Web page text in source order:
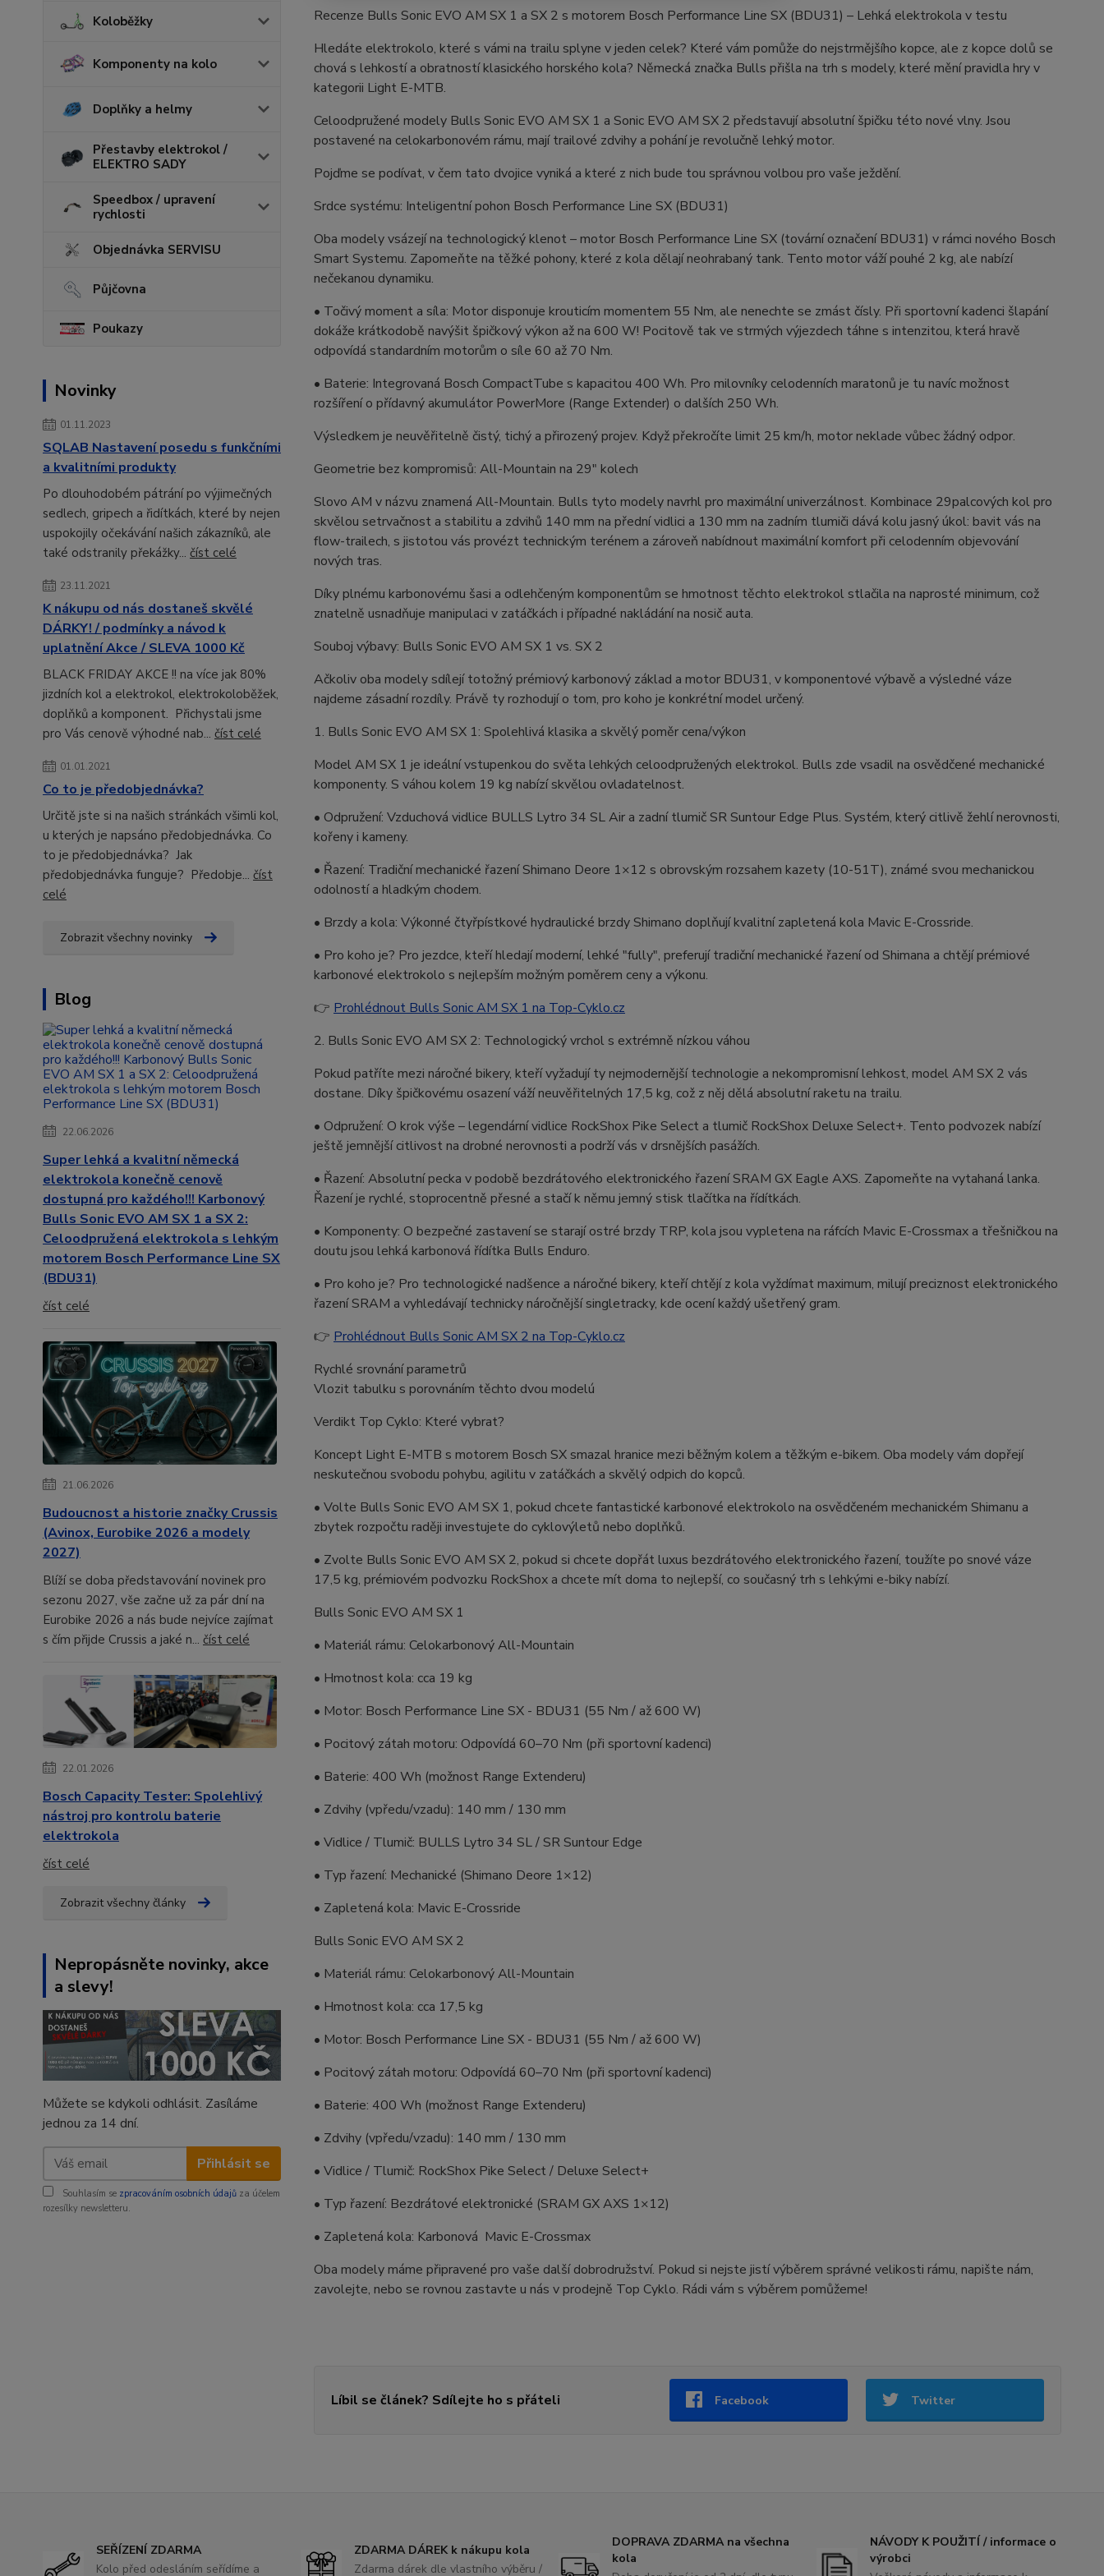
Koloběžky
Komponenty na kolo
Doplňky a helmy
Přestavby elektrokol /
ELEKTRO SADY
Speedbox / upravení
rychlosti
Objednávka SERVISU
Půjčovna
Poukazy
Novinky
01.11.2023
SQLAB Nastavení posedu s funkčními
a kvalitními produkty
Po dlouhodobém pátrání po výjimečných
sedlech, gripech a řidítkách, které by nejen
uspokojily očekávání našich zákazníků, ale
také odstranily překážky... číst celé
23.11.2021
K nákupu od nás dostaneš skvělé
DÁRKY! / podmínky a návod k
uplatnění Akce / SLEVA 1000 Kč
BLACK FRIDAY AKCE !! na více jak 80%
jizdních kol a elektrokol, elektrokoloběžek,
doplňků a komponent. Přichystali jsme
pro Vás cenově výhodné nab... číst celé
01.01.2021
Co to je předobjednávka?
Určitě jste si na našich stránkách všimli kol,
u kterých je napsáno předobjednávka. Co
to je předobjednávka? Jak
předobjednávka funguje? Předobje... číst
celé
Zobrazit všechny novinky
Blog
22.06.2026
Super lehká a kvalitní německá
elektrokola konečně cenově
dostupná pro každého!!! Karbonový
Bulls Sonic EVO AM SX 1 a SX 2:
Celoodpružená elektrokola s lehkým
motorem Bosch Performance Line SX
(BDU31)
číst celé
21.06.2026
Budoucnost a historie značky Crussis
(Avinox, Eurobike 2026 a modely
2027)
Blíží se doba představování novinek pro
sezonu 2027, vše začne už za pár dní na
Eurobike 2026 a nás bude nejvíce zajímat
s čím přijde Crussis a jaké n... číst celé
22.01.2026
Bosch Capacity Tester: Spolehlivý
nástroj pro kontrolu baterie
elektrokola
číst celé
Zobrazit všechny články
Nepropásněte novinky, akce
a slevy!
Můžete se kdykoli odhlásit. Zasíláme
jednou za 14 dní.
Přihlásit se
Souhlasím se zpracováním osobních údajů za účelem
rozesílky newsletteru.
Recenze Bulls Sonic EVO AM SX 1 a SX 2 s motorem Bosch Performance Line SX (BDU31) – Lehká elektrokola v testu
Hledáte elektrokolo, které s vámi na trailu splyne v jeden celek? Které vám pomůže do nejstrmějšího kopce, ale z kopce dolů se
chová s lehkostí a obratností klasického horského kola? Německá značka Bulls přišla na trh s modely, které mění pravidla hry v
kategorii Light E-MTB.
Celoodpružené modely Bulls Sonic EVO AM SX 1 a Sonic EVO AM SX 2 představují absolutní špičku této nové vlny. Jsou
postavené na celokarbonovém rámu, mají trailové zdvihy a pohání je revolučně lehký motor.
Pojďme se podívat, v čem tato dvojice vyniká a které z nich bude tou správnou volbou pro vaše ježdění.
Srdce systému: Inteligentní pohon Bosch Performance Line SX (BDU31)
Oba modely vsázejí na technologický klenot – motor Bosch Performance Line SX (tovární označení BDU31) v rámci nového Bosch
Smart Systemu. Zapomeňte na těžké pohony, které z kola dělají neohrabaný tank. Tento motor váží pouhé 2 kg, ale nabízí
nečekanou dynamiku.
• Točivý moment a síla: Motor disponuje krouticím momentem 55 Nm, ale nenechte se zmást čísly. Při sportovní kadenci šlapání
dokáže krátkodobě navýšit špičkový výkon až na 600 W! Pocitově tak ve strmých výjezdech táhne s intenzitou, která hravě
odpovídá standardním motorům o síle 60 až 70 Nm.
• Baterie: Integrovaná Bosch CompactTube s kapacitou 400 Wh. Pro milovníky celodenních maratonů je tu navíc možnost
rozšíření o přídavný akumulátor PowerMore (Range Extender) o dalších 250 Wh.
Výsledkem je neuvěřitelně čistý, tichý a přirozený projev. Když překročíte limit 25 km/h, motor neklade vůbec žádný odpor.
Geometrie bez kompromisů: All-Mountain na 29" kolech
Slovo AM v názvu znamená All-Mountain. Bulls tyto modely navrhl pro maximální univerzálnost. Kombinace 29palcových kol pro
skvělou setrvačnost a stabilitu a zdvihů 140 mm na přední vidlici a 130 mm na zadním tlumiči dává kolu jasný úkol: bavit vás na
flow-trailech, s jistotou vás provézt technickým terénem a zároveň nabídnout maximální komfort při celodenním objevování
nových tras.
Díky plnému karbonovému šasi a odlehčeným komponentům se hmotnost těchto elektrokol stlačila na naprosté minimum, což
znatelně usnadňuje manipulaci v zatáčkách i případné nakládání na nosič auta.
Souboj výbavy: Bulls Sonic EVO AM SX 1 vs. SX 2
Ačkoliv oba modely sdílejí totožný prémiový karbonový základ a motor BDU31, v komponentové výbavě a výsledné váze
najdeme zásadní rozdíly. Právě ty rozhodují o tom, pro koho je konkrétní model určený.
1. Bulls Sonic EVO AM SX 1: Spolehlivá klasika a skvělý poměr cena/výkon
Model AM SX 1 je ideální vstupenkou do světa lehkých celoodpružených elektrokol. Bulls zde vsadil na osvědčené mechanické
komponenty. S váhou kolem 19 kg nabízí skvělou ovladatelnost.
• Odpružení: Vzduchová vidlice BULLS Lytro 34 SL Air a zadní tlumič SR Suntour Edge Plus. Systém, který citlivě žehlí nerovnosti,
kořeny i kameny.
• Řazení: Tradiční mechanické řazení Shimano Deore 1×12 s obrovským rozsahem kazety (10-51T), známé svou mechanickou
odolností a hladkým chodem.
• Brzdy a kola: Výkonné čtyřpístkové hydraulické brzdy Shimano doplňují kvalitní zapletená kola Mavic E-Crossride.
• Pro koho je? Pro jezdce, kteří hledají moderní, lehké "fully", preferují tradiční mechanické řazení od Shimana a chtějí prémiové
karbonové elektrokolo s nejlepším možným poměrem ceny a výkonu.
👉 Prohlédnout Bulls Sonic AM SX 1 na Top-Cyklo.cz
2. Bulls Sonic EVO AM SX 2: Technologický vrchol s extrémně nízkou váhou
Pokud patříte mezi náročné bikery, kteří vyžadují ty nejmodernější technologie a nekompromisní lehkost, model AM SX 2 vás
dostane. Díky špičkovému osazení váží neuvěřitelných 17,5 kg, což z něj dělá absolutní raketu na trailu.
• Odpružení: O krok výše – legendární vidlice RockShox Pike Select a tlumič RockShox Deluxe Select+. Tento podvozek nabízí
ještě jemnější citlivost na drobné nerovnosti a podrží vás v drsnějších pasážích.
• Řazení: Absolutní pecka v podobě bezdrátového elektronického řazení SRAM GX Eagle AXS. Zapomeňte na vytahaná lanka.
Řazení je rychlé, stoprocentně přesné a stačí k němu jemný stisk tlačítka na řídítkách.
• Komponenty: O bezpečné zastavení se starají ostré brzdy TRP, kola jsou vypletena na ráfcích Mavic E-Crossmax a třešničkou na
doutu jsou lehká karbonová řídítka Bulls Enduro.
• Pro koho je? Pro technologické nadšence a náročné bikery, kteří chtějí z kola vyždímat maximum, milují preciznost elektronického
řazení SRAM a vyhledávají technicky náročnější singletracky, kde ocení každý ušetřený gram.
👉 Prohlédnout Bulls Sonic AM SX 2 na Top-Cyklo.cz
Rychlé srovnání parametrů
Vlozit tabulku s porovnáním těchto dvou modelú
Verdikt Top Cyklo: Které vybrat?
Koncept Light E-MTB s motorem Bosch SX smazal hranice mezi běžným kolem a těžkým e-bikem. Oba modely vám dopřejí
neskutečnou svobodu pohybu, agilitu v zatáčkách a skvělý odpich do kopců.
• Volte Bulls Sonic EVO AM SX 1, pokud chcete fantastické karbonové elektrokolo na osvědčeném mechanickém Shimanu a
zbytek rozpočtu raději investujete do cyklovýletů nebo doplňků.
• Zvolte Bulls Sonic EVO AM SX 2, pokud si chcete dopřát luxus bezdrátového elektronického řazení, toužíte po snové váze
17,5 kg, prémiovém podvozku RockShox a chcete mít doma to nejlepší, co současný trh s lehkými e-biky nabízí.
Bulls Sonic EVO AM SX 1
• Materiál rámu: Celokarbonový All-Mountain
• Hmotnost kola: cca 19 kg
• Motor: Bosch Performance Line SX - BDU31 (55 Nm / až 600 W)
• Pocitový zátah motoru: Odpovídá 60–70 Nm (při sportovní kadenci)
• Baterie: 400 Wh (možnost Range Extenderu)
• Zdvihy (vpředu/vzadu): 140 mm / 130 mm
• Vidlice / Tlumič: BULLS Lytro 34 SL / SR Suntour Edge
• Typ řazení: Mechanické (Shimano Deore 1×12)
• Zapletená kola: Mavic E-Crossride
Bulls Sonic EVO AM SX 2
• Materiál rámu: Celokarbonový All-Mountain
• Hmotnost kola: cca 17,5 kg
• Motor: Bosch Performance Line SX - BDU31 (55 Nm / až 600 W)
• Pocitový zátah motoru: Odpovídá 60–70 Nm (při sportovní kadenci)
• Baterie: 400 Wh (možnost Range Extenderu)
• Zdvihy (vpředu/vzadu): 140 mm / 130 mm
• Vidlice / Tlumič: RockShox Pike Select / Deluxe Select+
• Typ řazení: Bezdrátové elektronické (SRAM GX AXS 1×12)
• Zapletená kola: Karbonová Mavic E-Crossmax
Oba modely máme připravené pro vaše další dobrodružství. Pokud si nejste jistí výběrem správné velikosti rámu, napište nám,
zavolejte, nebo se rovnou zastavte u nás v prodejně Top Cyklo. Rádi vám s výběrem pomůžeme!
Líbil se článek? Sdílejte ho s přáteli Facebook Twitter
SEŘÍZENÍ ZDARMA
Kolo před odesláním seřídíme a
ZDARMA DÁREK k nákupu kola
Zdarma dárek dle vlastního výběru /
DOPRAVA ZDARMA na všechna
kola
NÁVODY K POUŽITÍ / informace o
výrobci